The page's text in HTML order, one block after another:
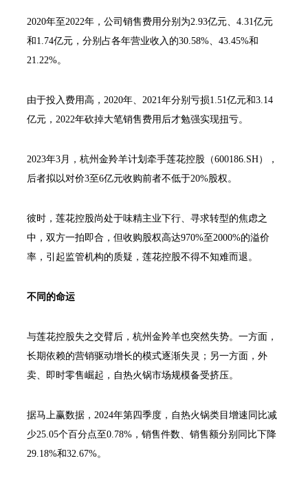
2020年至2022年，公司销售费用分别为2.93亿元、4.31亿元
和1.74亿元，分别占各年营业收入的30.58%、43.45%和
21.22%。
由于投入费用高，2020年、2021年分别亏损1.51亿元和3.14
亿元，2022年砍掉大笔销售费用后才勉强实现扭亏。
2023年3月，杭州金羚羊计划牵手莲花控股（600186.SH），
后者拟以对价3至6亿元收购前者不低于20%股权。
彼时，莲花控股尚处于味精主业下行、寻求转型的焦虑之
中，双方一拍即合，但收购股权高达970%至2000%的溢价
率，引起监管机构的质疑，莲花控股不得不知难而退。
不同的命运
与莲花控股失之交臂后，杭州金羚羊也突然失势。一方面，
长期依赖的营销驱动增长的模式逐渐失灵；另一方面，外
卖、即时零售崛起，自热火锅市场规模备受挤压。
据马上赢数据，2024年第四季度，自热火锅类目增速同比减
少25.05个百分点至0.78%，销售件数、销售额分别同比下降
29.18%和32.67%。